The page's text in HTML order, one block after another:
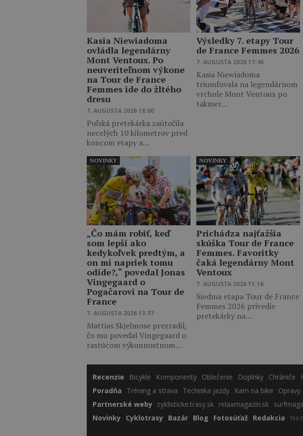
Kasia Niewiadoma
ovládla legendárny
Mont Ventoux. Po
neuveriteľnom výkone
na Tour de France
Femmes ide do žltého
dresu
7. AUGUSTA 2026 18:00
Poľská pretekárka zaútočila
necelých 10 kilometrov pred
koncom etapy a…
Výsledky 7. etapy Tour
de France Femmes 2026
7. AUGUSTA 2026 17:46
Kasia Niewiadoma
triumfovala na legendárnom
vrchole Mont Ventoux po
takmer…
„Čo mám robiť, keď
som lepší ako
kedykoľvek predtým, a
on mi napriek tomu
odíde?,“ povedal Jonas
Vingegaard o
Pogačarovi na Tour de
France
7. AUGUSTA 2026 13:37
Mattias Skjelmose prezradil,
čo mu povedal Vingegaard o
rastúcom výkonnostnom…
NOVINKY
Prichádza najťažšia
skúška Tour de France
Femmes. Favoritky
čaká legendárny Mont
Ventoux
7. AUGUSTA 2026 11:16
Siedma etapa Tour de France
Femmes 2026 privedie
pretekárky na…
NOVINKY
Recenzie Bicykle Komponenty Oblečenie Doplnky Chrániče
Poradňa
Tréning a strava Technika jazdy Kam na bike
Opravy
Partnerské weby cyklisticke.trasy.sk relaxmagazin.sk
Novinky Cyklotrasy Bazár Blog Fotosúťaž Redakcia